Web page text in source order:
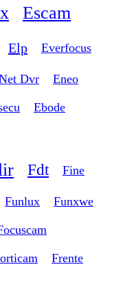
Escam
Elp Everfocus
Dvr Eneo
Ebode
Fdt Fine
Funlux Funxwe
Frente